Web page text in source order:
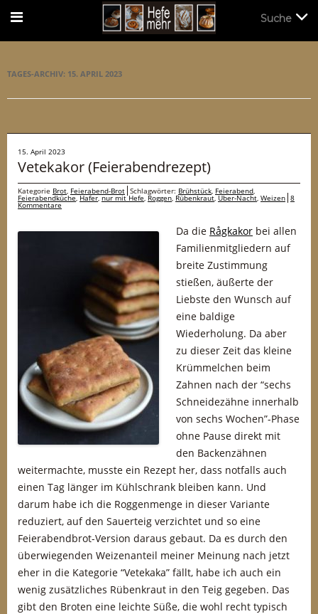
TAGES-ARCHIV: 15. APRIL 2023
15. April 2023
Vetekakor (Feierabendrezept)
Kategorie Brot, Feierabend-Brot Schlagwörter: Brühstück, Feierabend,
Feierabendküche,Hafer,nur mit Hefe, Roggen, Rübenkraut,Über-Nacht, Weizen 8
Kommentare
Da die Rågkakor bei allen
Familienmitgliedern auf
breite Zustimmung
stießen, äußerte der
Liebste den Wunsch auf
eine baldige
Wiederholung. Da aber
zu dieser Zeit das kleine
Krümmelchen beim
Zahnen nach der “sechs
Schneidezähne innerhalb
von sechs Wochen”-Phase
ohne Pause direkt mit
den Backenzähnen
weitermachte, musste ein Rezept her, dass notfalls auch
einen Tag länger im Kühlschrank bleiben kann. Und
darum habe ich die Roggenmenge in dieser Variante
reduziert, auf den Sauerteig verzichtet und so eine
Feierabendbrot-Version daraus gebaut. Da es durch den
überwiegenden Weizenanteil meiner Meinung nach jetzt
eher in die Kategorie “Vetekaka” fällt, habe ich auch ein
wenig zusätzliches Rübenkraut in den Teig gegeben. Das
gibt den Broten eine leichte Süße, die wohl recht typisch
Suche
Suche